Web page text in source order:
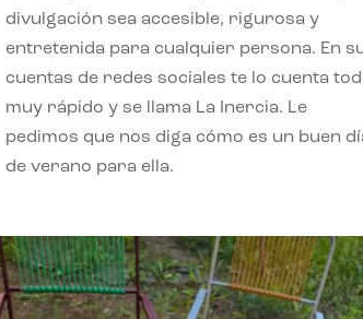
divulgación sea accesible, rigurosa y
entretenida para cualquier persona. En
cuentas de redes sociales te lo cuenta
muy rápido y se llama La Inercia. Le
pedimos que nos diga cómo es un buen
de verano para ella.